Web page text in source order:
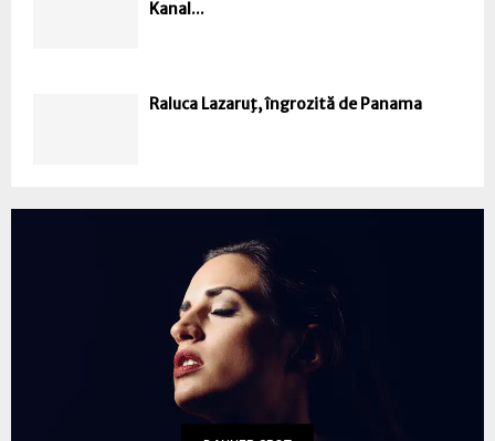
Kanal...
Raluca Lazaruţ, îngrozită de Panama